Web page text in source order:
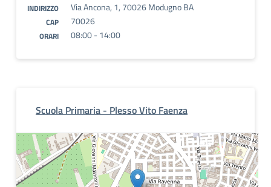
INDIRIZZO Via Ancona, 1, 70026 Modugno BA
CAP 70026
ORARI 08:00 - 14:00
Scuola Primaria - Plesso Vito Faenza